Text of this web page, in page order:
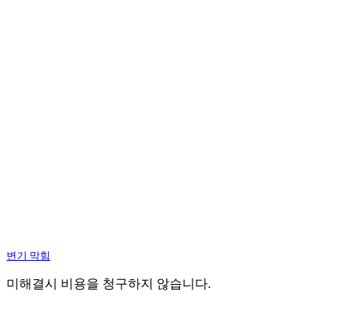
변기 막힘
미해결시 비용을 청구하지 않습니다.